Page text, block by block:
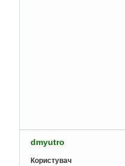
dmyutro
Користувач